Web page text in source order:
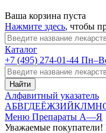
Ваша корзина пуста
Нажмите здесь, чтобы
Каталог
+7 (495) 274-01-44
Найти
Алфавитный указатель
АБВГДЕЁЖЗИЙКЛМН
Меню Препараты А—Я
Уважаемые покупатели!